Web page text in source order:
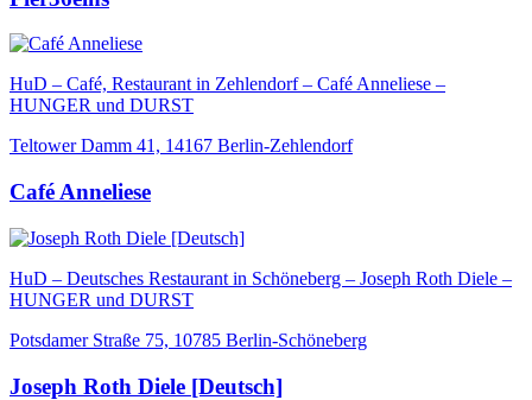
HuD – Café, Restaurant in Zehlendorf – Café Anneliese –
HUNGER und DURST
Teltower Damm 41, 14167 Berlin-Zehlendorf
Café Anneliese
HuD – Deutsches Restaurant in Schöneberg – Joseph Roth Diele –
HUNGER und DURST
Potsdamer Straße 75, 10785 Berlin-Schöneberg
Joseph Roth Diele [Deutsch]